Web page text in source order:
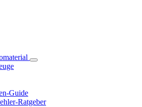
Guide
Ratgeber